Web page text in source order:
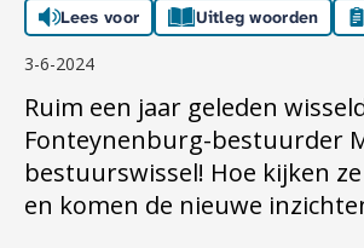
Lees voor Uitleg woorden
3-6-2024
Ruim een jaar geleden
Fonteynenburg-bestuurder
bestuurswissel! Hoe kijken
en komen de nieuwe